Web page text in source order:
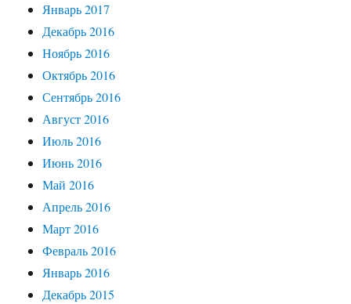
Январь 2017
Декабрь 2016
Ноябрь 2016
Октябрь 2016
Сентябрь 2016
Август 2016
Июль 2016
Июнь 2016
Май 2016
Апрель 2016
Март 2016
Февраль 2016
Январь 2016
Декабрь 2015